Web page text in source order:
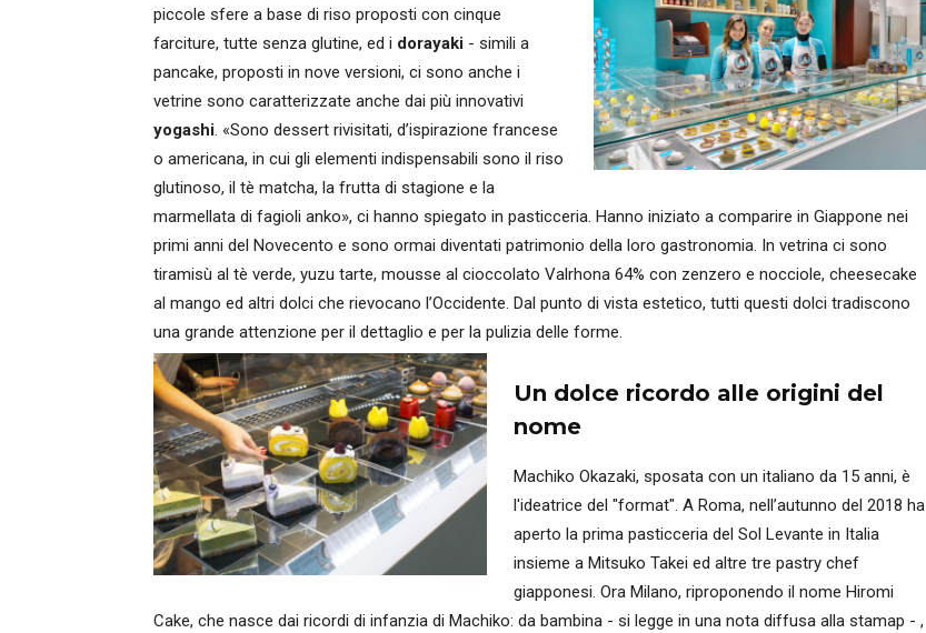
piccole sfere a base di riso proposti con cinque
farciture, tutte senza glutine, ed i dorayaki - simili a
pancake, proposti in nove versioni, ci sono anche i
vetrine sono caratterizzate anche dai più innovativi
yogashi. «Sono dessert rivisitati, d’ispirazione francese
o americana, in cui gli elementi indispensabili sono il riso
glutinoso, il tè matcha, la frutta di stagione e la
marmellata di fagioli anko», ci hanno spiegato in pasticceria. Hanno iniziato a comparire in Giappone nei
primi anni del Novecento e sono ormai diventati patrimonio della loro gastronomia. In vetrina ci sono
tiramisù al tè verde, yuzu tarte, mousse al cioccolato Valrhona 64% con zenzero e nocciole, cheesecake
al mango ed altri dolci che rievocano l’Occidente. Dal punto di vista estetico, tutti questi dolci tradiscono
una grande attenzione per il dettaglio e per la pulizia delle forme.
Un dolce ricordo alle origini del
nome
Machiko Okazaki, sposata con un italiano da 15 anni, è
l'ideatrice del "format". A Roma, nell’autunno del 2018 ha
aperto la prima pasticceria del Sol Levante in Italia
insieme a Mitsuko Takei ed altre tre pastry chef
giapponesi. Ora Milano, riproponendo il nome Hiromi
Cake, che nasce dai ricordi di infanzia di Machiko: da bambina - si legge in una nota diffusa alla stamap - ,